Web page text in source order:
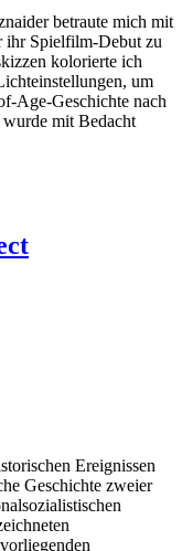
betraute mich mit
ihr Spielfilm-Debut zu
kolorierte ich
um
Age-Geschichte nach
wurde mit Bedacht
Ereignissen
Geschichte zweier